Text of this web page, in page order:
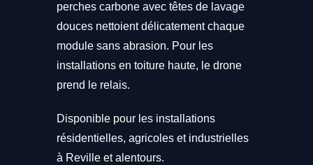
perches carbone avec têtes de lavage
douces nettoient délicatement chaque
module sans abrasion. Pour les
installations en toiture haute, le drone
prend le relais.
Disponible pour les installations
résidentielles, agricoles et industrielles
à Reville et alentours.